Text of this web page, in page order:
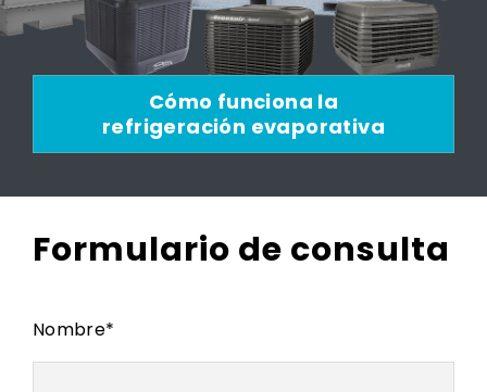
Cómo funciona la
refrigeración evaporativa
Formulario de consulta
Nombre*